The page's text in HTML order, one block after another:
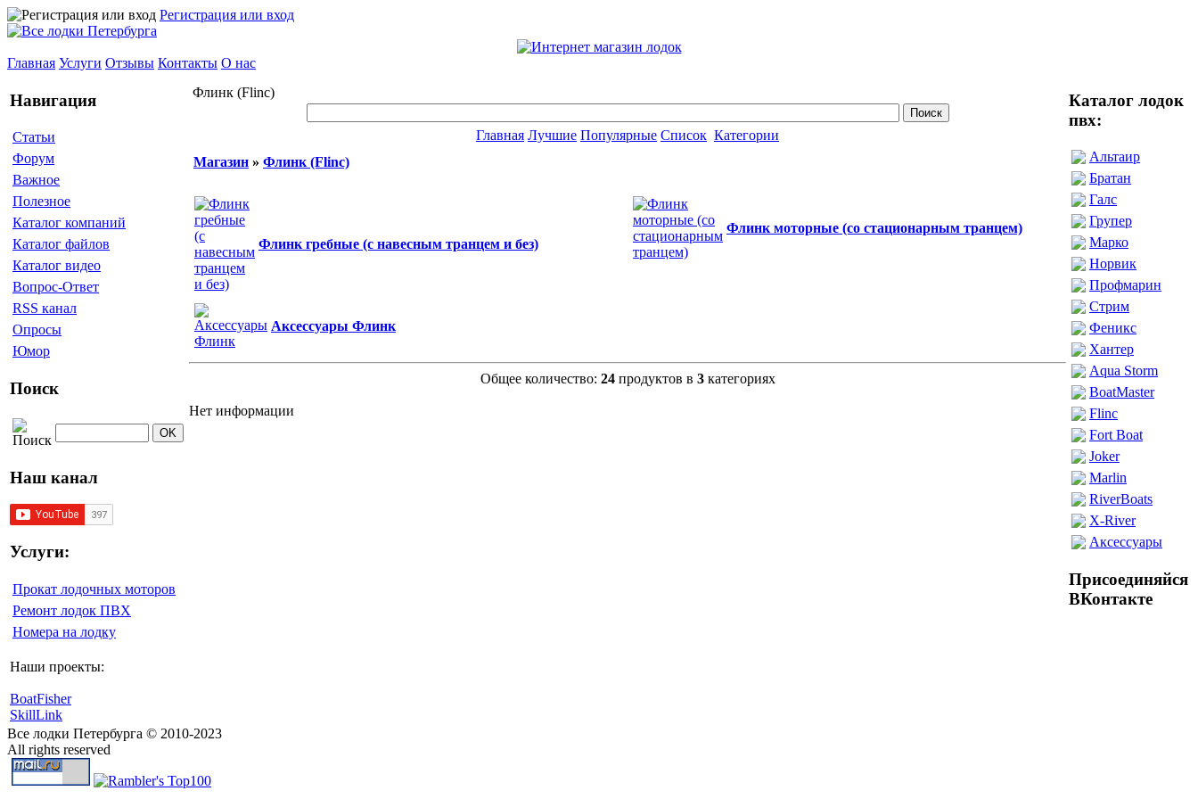
Регистрация или вход
Главная Услуги Отзывы Контакты О нас
Навигация
Статьи
Форум
Важное
Полезное
Каталог компаний
Каталог файлов
Каталог видео
Вопрос-Ответ
RSS канал
Опросы
Юмор
Поиск
Наш канал
Услуги:
Прокат лодочных моторов
Ремонт лодок ПВХ
Номера на лодку
Наши проекты:
BoatFisher
SkillLink
Флинк (Flinc)
Главная Лучшие Популярные Список Категории
Магазин » Флинк (Flinc)
Флинк гребные (с навесным транцем и без)
Флинк моторные (со стационарным транцем)
Аксессуары Флинк
Общее количество: 24продуктов в 3категориях
Нет информации
Каталог лодок
пвх:
Альтаир
Братан
Галс
Групер
Марко
Норвик
Профмарин
Стрим
Феникс
Хантер
Aqua Storm
BoatMaster
Flinc
Fort Boat
Joker
Marlin
RiverBoats
X-River
Аксессуары
Присоединяйся
ВКонтакте
Все лодки Петербурга © 2010-2023
All rights reserved